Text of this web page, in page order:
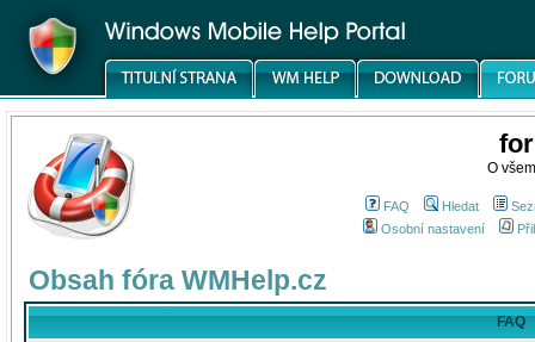
O
FAQ Hledat
Osobní nastavení
Obsah fóra WMHelp.cz
FAQ